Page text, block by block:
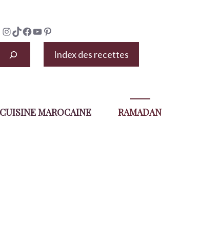
Instagram
TikTok
Facebook
YouTube
Pinterest
Index des recettes
CUISINE MAROCAINE RAMADAN